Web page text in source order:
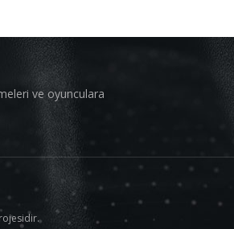
ve oyunculara